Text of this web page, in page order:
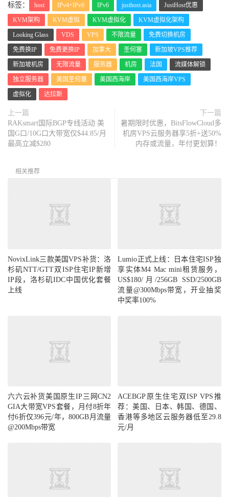
标签： host IPv4+IPv6 IPv6 justhost.asia JustHost优惠
KVM架构 KVM虚拟 KVM虚拟化 KVM虚拟化架构
Looking Glass VDS VPS 不限流量 免费切换机房
免费换IP 免费更换IP 加拿大 圣何塞 新加坡VPS推荐
新加坡机房 无限流量 服务器 机房 法国 流媒体解锁
独立服务器 美国圣何塞 美国西海岸 美国西海岸VPS
虚拟化 达拉斯
上一篇
RAKsmart国际BGP专线活动 美
国G口/10G口大带宽仅$44.85/月
最高立减$280
下一篇
暑期限时优惠，BitsFlowCloud多
机房VPS云服务器享5折+送50%
内存或流量，年付更划算！
相关推荐
NovixLink三款美国VPS补货：洛
杉矶NTT/GTT双ISP住宅IP新增
IP段，洛杉矶IDC中国优化套餐
上线
Lumio正式上线：日本住宅ISP独
享实体M4 Mac mini租赁服务，
US$180/月/256GB SSD/2500GB
流量@300Mbps带宽，开业抽奖
中奖率100%
六六云补货美国原生IP三网CN2
GIA大带宽VPS套餐，月付8折年
付6折仅396元/年，800GB月流量
@200Mbps带宽
ACEBGP原生住宅双ISP VPS推
荐：美国、日本、韩国、德国、
香港等多地区云服务器低至29.8
元/月